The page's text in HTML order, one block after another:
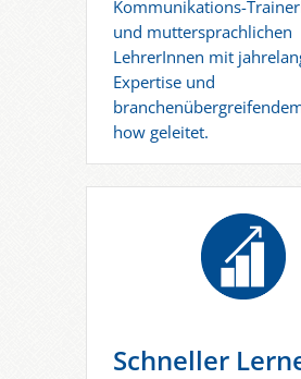
Kommunikations-
und muttersprachlichen
LehrerInnen mit
Expertise und
how geleitet.
Schneller